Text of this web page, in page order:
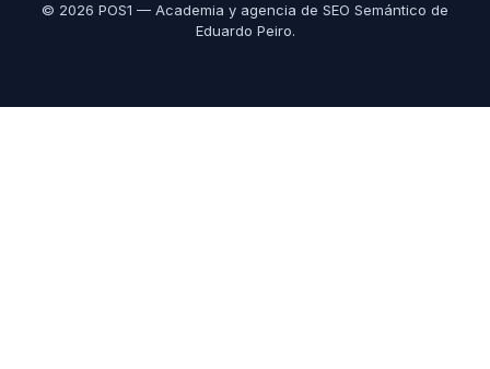
© 2026 POS1 — Academia y agencia de SEO Semántico de
Eduardo Peiro.